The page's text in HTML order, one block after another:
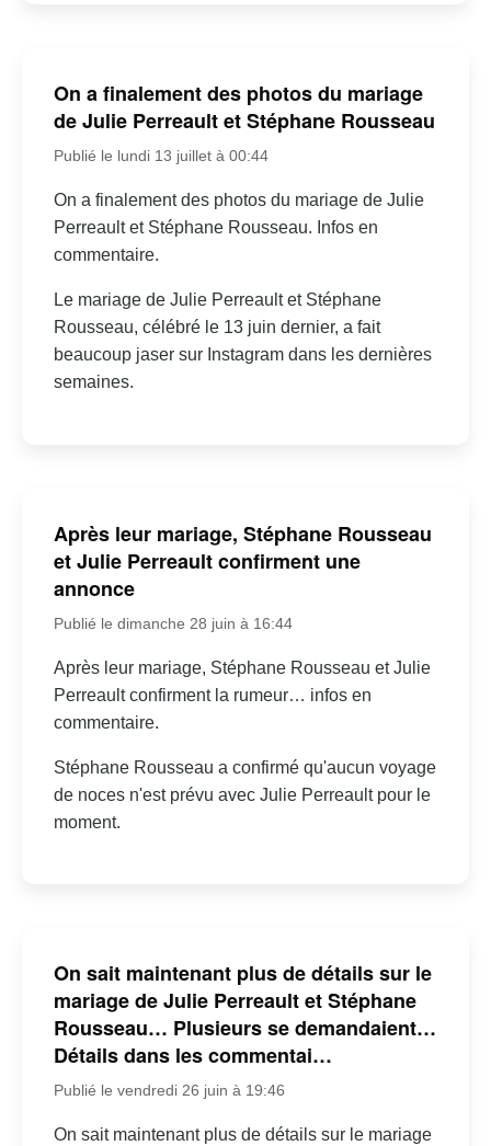
On a finalement des photos du mariage
de Julie Perreault et Stéphane Rousseau
Publié le lundi 13 juillet à 00:44
On a finalement des photos du mariage de Julie
Perreault et Stéphane Rousseau. Infos en
commentaire.
Le mariage de Julie Perreault et Stéphane
Rousseau, célébré le 13 juin dernier, a fait
beaucoup jaser sur Instagram dans les dernières
semaines.
Après leur mariage, Stéphane Rousseau
et Julie Perreault confirment une
annonce
Publié le dimanche 28 juin à 16:44
Après leur mariage, Stéphane Rousseau et Julie
Perreault confirment la rumeur… infos en
commentaire.
Stéphane Rousseau a confirmé qu'aucun voyage
de noces n'est prévu avec Julie Perreault pour le
moment.
On sait maintenant plus de détails sur le
mariage de Julie Perreault et Stéphane
Rousseau… Plusieurs se demandaient…
Détails dans les commentai…
Publié le vendredi 26 juin à 19:46
On sait maintenant plus de détails sur le mariage